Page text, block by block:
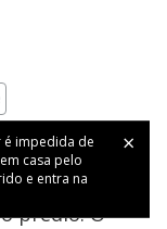
é impedida de
casa pelo
e entra na
em São
tag
prédio. O